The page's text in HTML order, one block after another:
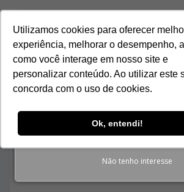
Baixe agora
O guia completo
Reuniões
BAIXAR E-BOOK
Não tenho interesse
Utilizamos cookies para oferecer
experiência, melhorar o desempenho,
como você interage em nosso site e
personalizar conteúdo. Ao utilizar este
concorda com o uso de cookies.
Ok, entendi!
ProspectaNerus
Tag:fidelizar
BLOG,VENDA MAIS
O que considerar ao criar um